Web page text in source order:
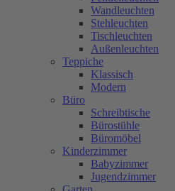
Wandleuchten
Stehleuchten
Tischleuchten
Außenleuchten
Teppiche
Klassisch
Modern
Büro
Schreibtische
Bürostühle
Büromöbel
Kinderzimmer
Babyzimmer
Jugendzimmer